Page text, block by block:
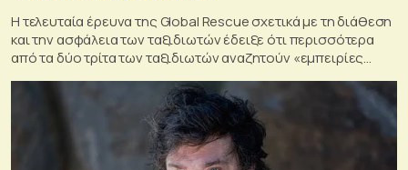
Η τελευταία έρευνα της Global Rescue σχετικά με τη διάθεση
και την ασφάλεια των ταξιδιωτών έδειξε ότι περισσότερα
από τα δύο τρίτα των ταξιδιωτών αναζητούν «εμπειρίες